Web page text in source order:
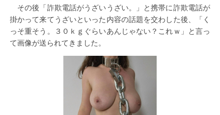
その後「詐欺電話がうざいうざい。」と携帯に詐欺電話が
掛かって来てうざいといった内容の話題を交わした後、「く
っそ重そう。３０ｋｇぐらいあんじゃない？これｗ」と言っ
て画像が送られてきました。